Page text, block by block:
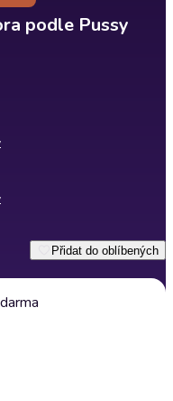
podle Pussy
Přidat do oblíbených